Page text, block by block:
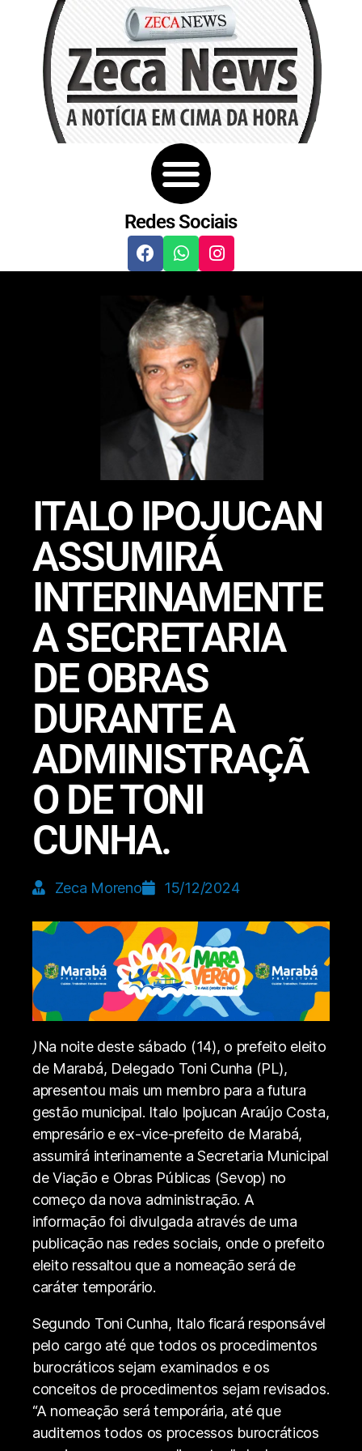
Redes Sociais
ITALO IPOJUCAN
ASSUMIRÁ
INTERINAMENTE
A SECRETARIA
DE OBRAS
DURANTE A
ADMINISTRAÇÃ
O DE TONI
CUNHA.
Zeca Moreno 15/12/2024
)Na noite deste sábado (14), o prefeito eleito
de Marabá, Delegado Toni Cunha (PL),
apresentou mais um membro para a futura
gestão municipal. Italo Ipojucan Araújo Costa,
empresário e ex-vice-prefeito de Marabá,
assumirá interinamente a Secretaria Municipal
de Viação e Obras Públicas (Sevop) no
começo da nova administração. A
informação foi divulgada através de uma
publicação nas redes sociais, onde o prefeito
eleito ressaltou que a nomeação será de
caráter temporário.
Segundo Toni Cunha, Italo ficará responsável
pelo cargo até que todos os procedimentos
burocráticos sejam examinados e os
conceitos de procedimentos sejam revisados.
“A nomeação será temporária, até que
auditemos todos os processos burocráticos